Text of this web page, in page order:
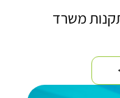
משרד